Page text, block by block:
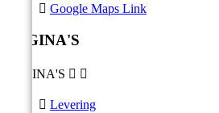
 Google Maps Link
PAGINA'S
PAGINA'S  
 Levering